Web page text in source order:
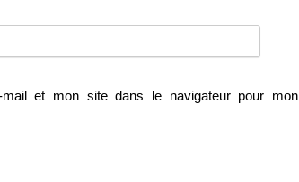
et mon site dans le navigateur pour mon